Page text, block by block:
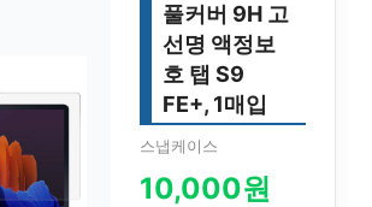
풀커버 9H 고
선명 액정보
호 탭 S9
FE+, 1매입
스냅케이스
10,000원